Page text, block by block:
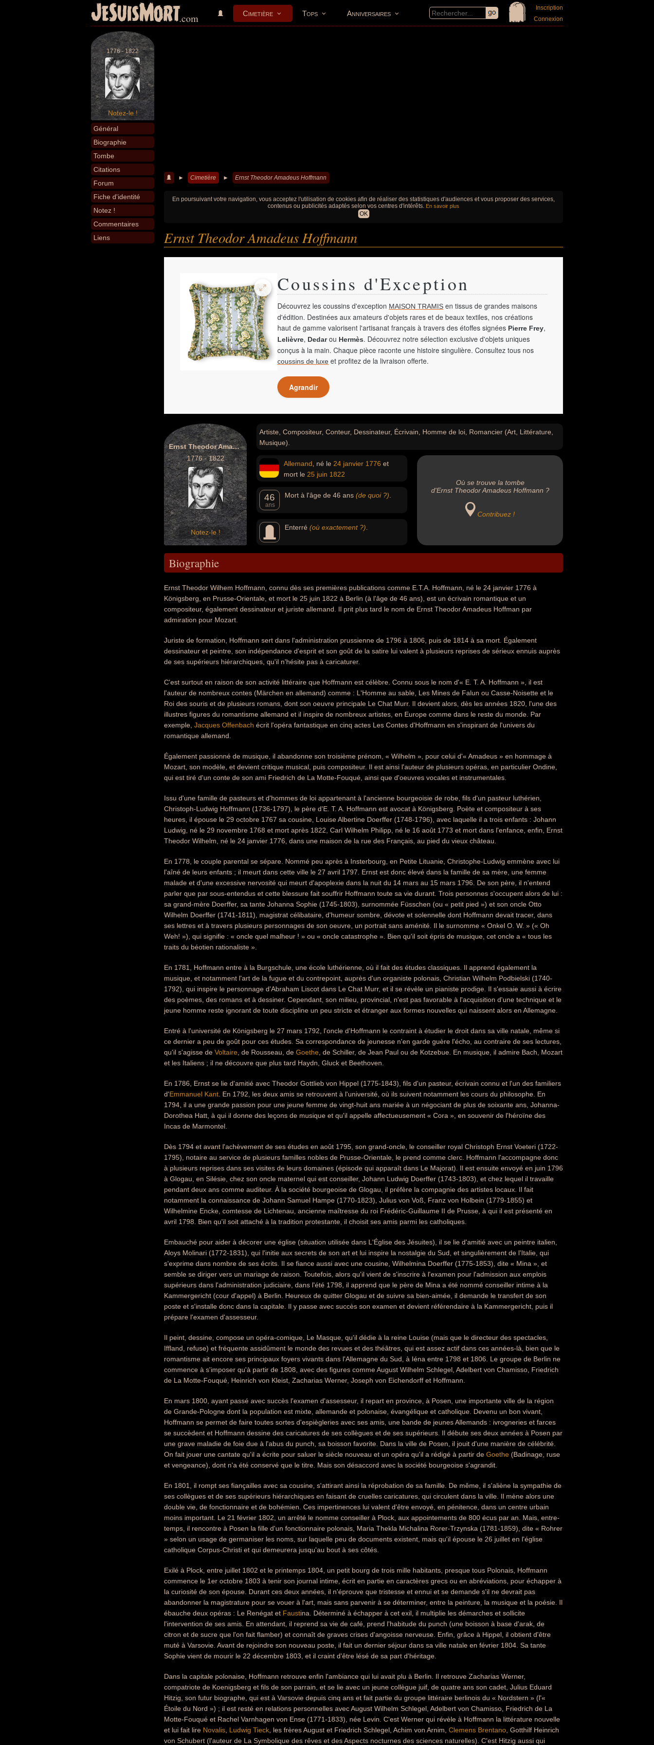
JeSuisMort.com Cimetière Tops Anniversaires
Inscription
Connexion
1776 - 1822
Notez-le !
Général
Biographie
Tombe
Citations
Forum
Fiche d'identité
Notez !
Commentaires
Liens
► Cimetière ► Ernst Theodor Amadeus Hoffmann
En poursuivant votre navigation, vous acceptez l'utilisation de cookies afin de réaliser des statistiques d'audiences et vous proposer des services,
contenus ou publicités adaptés selon vos centres d'intérêts. En savoir plus
OK
Ernst Theodor Amadeus Hoffmann
Coussins d'Exception
Découvrez les coussins d'exception MAISON TRAMIS en tissus de grandes maisons
d'édition. Destinées aux amateurs d'objets rares et de beaux textiles, nos créations
haut de gamme valorisent l'artisanat français à travers des étoffes signées Pierre Frey,
Lelièvre, Dedarou Hermès. Découvrez notre sélection exclusive d'objets uniques
conçus à la main. Chaque pièce raconte une histoire singulière. Consultez tous nos
coussins de luxe et profitez de la livraison offerte.
Agrandir
Ernst Theodor Amadeus Hoffmann
1776 - 1822
Notez-le !
Artiste, Compositeur, Conteur, Dessinateur, Écrivain, Homme de loi, Romancier (Art, Littérature,
Musique).
Allemand , né le 24 janvier 1776 et
mort le 25 juin 1822
46
ans
Mort à l'âge de 46 ans (de quoi ?)
Enterré (où exactement ?)
Où se trouve la tombe
d'Ernst Theodor Amadeus Hoffmann ?
Contribuez !
Biographie
Ernst Theodor Wilhem Hoffmann, connu dès ses premières publications comme E.T.A. Hoffmann, né le 24 janvier 1776 à
Königsberg, en Prusse-Orientale, et mort le 25 juin 1822 à Berlin (à l'âge de 46 ans), est un écrivain romantique et un
compositeur, également dessinateur et juriste allemand. Il prit plus tard le nom de Ernst Theodor Amadeus Hoffman par
admiration pour Mozart.
Juriste de formation, Hoffmann sert dans l'administration prussienne de 1796 à 1806, puis de 1814 à sa mort. Également
dessinateur et peintre, son indépendance d'esprit et son goût de la satire lui valent à plusieurs reprises de sérieux ennuis auprès
de ses supérieurs hiérarchiques, qu'il n'hésite pas à caricaturer.
C'est surtout en raison de son activité littéraire que Hoffmann est célèbre. Connu sous le nom d'« E. T. A. Hoffmann », il est
l'auteur de nombreux contes (Märchen en allemand) comme : L'Homme au sable, Les Mines de Falun ou Casse-Noisette et le
Roi des souris et de plusieurs romans, dont son oeuvre principale Le Chat Murr. Il devient alors, dès les années 1820, l'une des
illustres figures du romantisme allemand et il inspire de nombreux artistes, en Europe comme dans le reste du monde. Par
exemple, Jacques Offenbach écrit l'opéra fantastique en cinq actes Les Contes d'Hoffmann en s'inspirant de l'univers du
romantique allemand.
Également passionné de musique, il abandonne son troisième prénom, « Wilhelm », pour celui d'« Amadeus » en hommage à
Mozart, son modèle, et devient critique musical, puis compositeur. Il est ainsi l'auteur de plusieurs opéras, en particulier Ondine,
qui est tiré d'un conte de son ami Friedrich de La Motte-Fouqué, ainsi que d'oeuvres vocales et instrumentales.
Issu d'une famille de pasteurs et d'hommes de loi appartenant à l'ancienne bourgeoisie de robe, fils d'un pasteur luthérien,
Christoph-Ludwig Hoffmann (1736-1797), le père d'E. T. A. Hoffmann est avocat à Königsberg. Poète et compositeur à ses
heures, il épouse le 29 octobre 1767 sa cousine, Louise Albertine Doerffer (1748-1796), avec laquelle il a trois enfants : Johann
Ludwig, né le 29 novembre 1768 et mort après 1822, Carl Wilhelm Philipp, né le 16 août 1773 et mort dans l'enfance, enfin, Ernst
Theodor Wilhelm, né le 24 janvier 1776, dans une maison de la rue des Français, au pied du vieux château.
En 1778, le couple parental se sépare. Nommé peu après à Insterbourg, en Petite Lituanie, Christophe-Ludwig emmène avec lui
l'aîné de leurs enfants ; il meurt dans cette ville le 27 avril 1797. Ernst est donc élevé dans la famille de sa mère, une femme
malade et d'une excessive nervosité qui meurt d'apoplexie dans la nuit du 14 mars au 15 mars 1796. De son père, il n'entend
parler que par sous-entendus et cette blessure fait souffrir Hoffmann toute sa vie durant. Trois personnes s'occupent alors de lui :
sa grand-mère Doerffer, sa tante Johanna Sophie (1745-1803), surnommée Füsschen (ou « petit pied ») et son oncle Otto
Wilhelm Doerffer (1741-1811), magistrat célibataire, d'humeur sombre, dévote et solennelle dont Hoffmann devait tracer, dans
ses lettres et à travers plusieurs personnages de son oeuvre, un portrait sans aménité. Il le surnomme « Onkel O. W. » (« Oh
Weh! »), qui signifie : « oncle quel malheur ! » ou « oncle catastrophe ». Bien qu'il soit épris de musique, cet oncle a « tous les
traits du béotien rationaliste ».
En 1781, Hoffmann entre à la Burgschule, une école luthérienne, où il fait des études classiques. Il apprend également la
musique, et notamment l'art de la fugue et du contrepoint, auprès d'un organiste polonais, Christian Wilhelm Podbielski (1740-
1792), qui inspire le personnage d'Abraham Liscot dans Le Chat Murr, et il se révèle un pianiste prodige. Il s'essaie aussi à écrire
des poèmes, des romans et à dessiner. Cependant, son milieu, provincial, n'est pas favorable à l'acquisition d'une technique et le
jeune homme reste ignorant de toute discipline un peu stricte et étranger aux formes nouvelles qui naissent alors en Allemagne.
Entré à l'université de Königsberg le 27 mars 1792, l'oncle d'Hoffmann le contraint à étudier le droit dans sa ville natale, même si
ce dernier a peu de goût pour ces études. Sa correspondance de jeunesse n'en garde guère l'écho, au contraire de ses lectures,
qu'il s'agisse de Voltaire , de Rousseau, de Goethe , de Schiller, de Jean Paul ou de Kotzebue. En musique, il admire Bach, Mozart
et les Italiens ; il ne découvre que plus tard Haydn, Gluck et Beethoven.
En 1786, Ernst se lie d'amitié avec Theodor Gottlieb von Hippel (1775-1843), fils d'un pasteur, écrivain connu et l'un des familiers
d'Emmanuel Kant . En 1792, les deux amis se retrouvent à l'université, où ils suivent notamment les cours du philosophe. En
1794, il a une grande passion pour une jeune femme de vingt-huit ans mariée à un négociant de plus de soixante ans, Johanna-
Dorothea Hatt, à qui il donne des leçons de musique et qu'il appelle affectueusement « Cora », en souvenir de l'héroïne des
Incas de Marmontel.
Dès 1794 et avant l'achèvement de ses études en août 1795, son grand-oncle, le conseiller royal Christoph Ernst Voeteri (1722-
1795), notaire au service de plusieurs familles nobles de Prusse-Orientale, le prend comme clerc. Hoffmann l'accompagne donc
à plusieurs reprises dans ses visites de leurs domaines (épisode qui apparaît dans Le Majorat). Il est ensuite envoyé en juin 1796
à Glogau, en Silésie, chez son oncle maternel qui est conseiller, Johann Ludwig Doerffer (1743-1803), et chez lequel il travaille
pendant deux ans comme auditeur. À la société bourgeoise de Glogau, il préfère la compagnie des artistes locaux. Il fait
notamment la connaissance de Johann Samuel Hampe (1770-1823), Julius von Voß, Franz von Holbein (1779-1855) et
Wilhelmine Encke, comtesse de Lichtenau, ancienne maîtresse du roi Frédéric-Guillaume II de Prusse, à qui il est présenté en
avril 1798. Bien qu'il soit attaché à la tradition protestante, il choisit ses amis parmi les catholiques.
Embauché pour aider à décorer une église (situation utilisée dans L'Église des Jésuites), il se lie d'amitié avec un peintre italien,
Aloys Molinari (1772-1831), qui l'initie aux secrets de son art et lui inspire la nostalgie du Sud, et singulièrement de l'Italie, qui
s'exprime dans nombre de ses écrits. Il se fiance aussi avec une cousine, Wilhelmina Doerffer (1775-1853), dite « Mina », et
semble se diriger vers un mariage de raison. Toutefois, alors qu'il vient de s'inscrire à l'examen pour l'admission aux emplois
supérieurs dans l'administration judiciaire, dans l'été 1798, il apprend que le père de Mina a été nommé conseiller intime à la
Kammergericht (cour d'appel) à Berlin. Heureux de quitter Glogau et de suivre sa bien-aimée, il demande le transfert de son
poste et s'installe donc dans la capitale. Il y passe avec succès son examen et devient référendaire à la Kammergericht, puis il
prépare l'examen d'assesseur.
Il peint, dessine, compose un opéra-comique, Le Masque, qu'il dédie à la reine Louise (mais que le directeur des spectacles,
Iffland, refuse) et fréquente assidûment le monde des revues et des théâtres, qui est assez actif dans ces années-là, bien que le
romantisme ait encore ses principaux foyers vivants dans l'Allemagne du Sud, à Iéna entre 1798 et 1806. Le groupe de Berlin ne
commence à s'imposer qu'à partir de 1808, avec des figures comme August Wilhelm Schlegel, Adelbert von Chamisso, Friedrich
de La Motte-Fouqué, Heinrich von Kleist, Zacharias Werner, Joseph von Eichendorff et Hoffmann.
En mars 1800, ayant passé avec succès l'examen d'assesseur, il repart en province, à Posen, une importante ville de la région
de Grande-Pologne dont la population est mixte, allemande et polonaise, évangélique et catholique. Devenu un bon vivant,
Hoffmann se permet de faire toutes sortes d'espiègleries avec ses amis, une bande de jeunes Allemands : ivrogneries et farces
se succèdent et Hoffmann dessine des caricatures de ses collègues et de ses supérieurs. Il débute ses deux années à Posen par
une grave maladie de foie due à l'abus du punch, sa boisson favorite. Dans la ville de Posen, il jouit d'une manière de célébrité.
On fait jouer une cantate qu'il a écrite pour saluer le siècle nouveau et un opéra qu'il a rédigé à partir de Goethe (Badinage, ruse
et vengeance), dont n'a été conservé que le titre. Mais son désaccord avec la société bourgeoise s'agrandit.
En 1801, il rompt ses fiançailles avec sa cousine, s'attirant ainsi la réprobation de sa famille. De même, il s'aliène la sympathie de
ses collègues et de ses supérieurs hiérarchiques en faisant de cruelles caricatures, qui circulent dans la ville. Il mène alors une
double vie, de fonctionnaire et de bohémien. Ces impertinences lui valent d'être envoyé, en pénitence, dans un centre urbain
moins important. Le 21 février 1802, un arrêté le nomme conseiller à Plock, aux appointements de 800 écus par an. Mais, entre-
temps, il rencontre à Posen la fille d'un fonctionnaire polonais, Maria Thekla Michalina Rorer-Trzynska (1781-1859), dite « Rohrer
» selon un usage de germaniser les noms, sur laquelle peu de documents existent, mais qu'il épouse le 26 juillet en l'église
catholique Corpus-Christi et qui demeurera jusqu'au bout à ses côtés.
Exilé à Plock, entre juillet 1802 et le printemps 1804, un petit bourg de trois mille habitants, presque tous Polonais, Hoffmann
commence le 1er octobre 1803 à tenir son journal intime, écrit en partie en caractères grecs ou en abréviations, pour échapper à
la curiosité de son épouse. Durant ces deux années, il n'éprouve que tristesse et ennui et se demande s'il ne devrait pas
abandonner la magistrature pour se vouer à l'art, mais sans parvenir à se déterminer, entre la peinture, la musique et la poésie. Il
ébauche deux opéras : Le Renégat et Faustina. Déterminé à échapper à cet exil, il multiplie les démarches et sollicite
l'intervention de ses amis. En attendant, il reprend sa vie de café, prend l'habitude du punch (une boisson à base d'arak, de
citron et de sucre que l'on fait flamber) et connaît de graves crises d'angoisse nerveuse. Enfin, grâce à Hippel, il obtient d'être
muté à Varsovie. Avant de rejoindre son nouveau poste, il fait un dernier séjour dans sa ville natale en février 1804. Sa tante
Sophie vient de mourir le 22 décembre 1803, et il craint d'être lésé de sa part d'héritage.
Dans la capitale polonaise, Hoffmann retrouve enfin l'ambiance qui lui avait plu à Berlin. Il retrouve Zacharias Werner,
compatriote de Koenigsberg et fils de son parrain, et se lie avec un jeune collègue juif, de quatre ans son cadet, Julius Eduard
Hitzig, son futur biographe, qui est à Varsovie depuis cinq ans et fait partie du groupe littéraire berlinois du « Nordstern » (l'«
Étoile du Nord ») ; il est resté en relations personnelles avec August Wilhelm Schlegel, Adelbert von Chamisso, Friedrich de La
Motte-Fouqué et Rachel Varnhagen von Ense (1771-1833), née Levin. C'est Werner qui révèle à Hoffmann la littérature nouvelle
et lui fait lire Novalis Ludwig Tieck , les frères August et Friedrich Schlegel, Achim von Arnim, Clemens Brentano , Gotthilf Heinrich
von Schubert (l'auteur de La Symbolique des rêves et des Aspects nocturnes des sciences naturelles). C'est Hitzig aussi qui